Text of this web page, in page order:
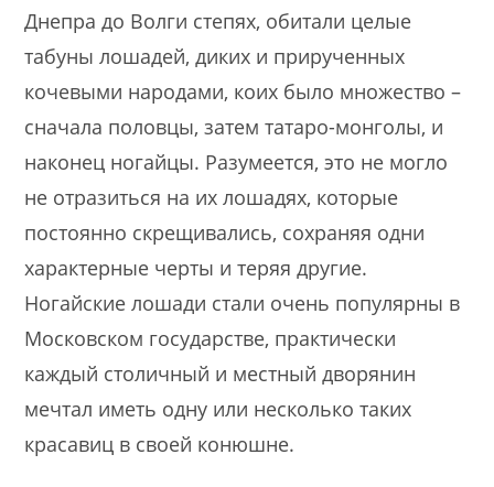
Днепра до Волги степях, обитали целые
табуны лошадей, диких и прирученных
кочевыми народами, коих было множество –
сначала половцы, затем татаро-монголы, и
наконец ногайцы. Разумеется, это не могло
не отразиться на их лошадях, которые
постоянно скрещивались, сохраняя одни
характерные черты и теряя другие.
Ногайские лошади стали очень популярны в
Московском государстве, практически
каждый столичный и местный дворянин
мечтал иметь одну или несколько таких
красавиц в своей конюшне.